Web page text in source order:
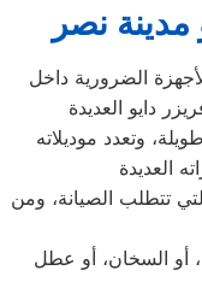
نصر
الضرورية داخل
وتعدد موديلاته
تتطلب الصيانة، ومن
أو السخان، أو عطل